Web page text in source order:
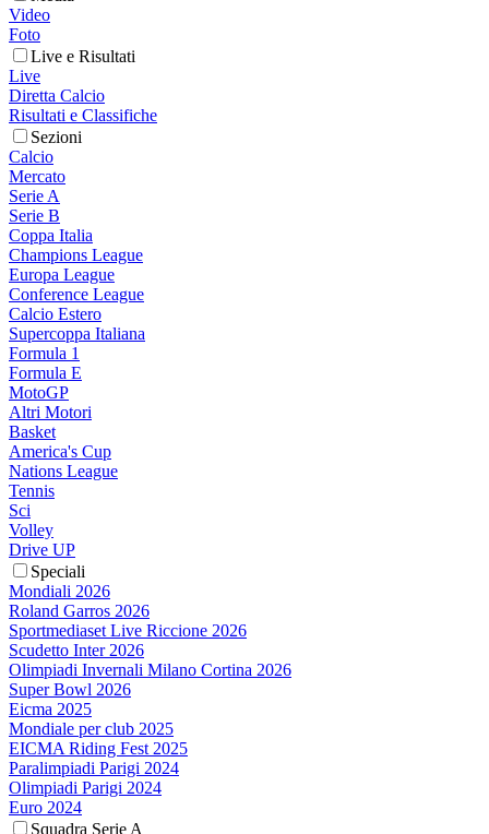
Video
Foto
Live e Risultati
Live
Diretta Calcio
Risultati e Classifiche
Sezioni
Calcio
Mercato
Serie A
Serie B
Coppa Italia
Champions League
Europa League
Conference League
Calcio Estero
Supercoppa Italiana
Formula 1
Formula E
MotoGP
Altri Motori
Basket
America's Cup
Nations League
Tennis
Sci
Volley
Drive UP
Speciali
Mondiali 2026
Roland Garros 2026
Sportmediaset Live Riccione 2026
Scudetto Inter 2026
Olimpiadi Invernali Milano Cortina 2026
Super Bowl 2026
Eicma 2025
Mondiale per club 2025
EICMA Riding Fest 2025
Paralimpiadi Parigi 2024
Olimpiadi Parigi 2024
Euro 2024
Squadra Serie A